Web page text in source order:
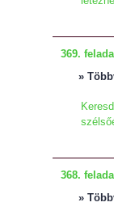
369.
»
368.
»